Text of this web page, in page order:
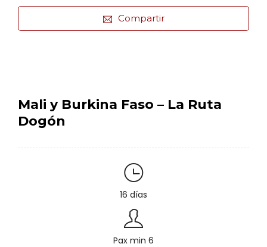
Compartir
Mali y Burkina Faso – La Ruta
Dogón
16 días
Pax min 6